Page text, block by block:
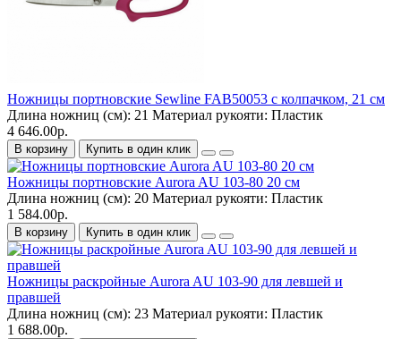
Ножницы портновские Sewline FAB50053 с колпачком, 21 см
Длина ножниц (см): 21 Материал рукояти: Пластик
4 646.00р.
В корзину Купить в один клик
Ножницы портновские Aurora AU 103-80 20 см
Длина ножниц (см): 20 Материал рукояти: Пластик
1 584.00р.
В корзину Купить в один клик
Ножницы раскройные Aurora AU 103-90 для левшей и
правшей
Длина ножниц (см): 23 Материал рукояти: Пластик
1 688.00р.